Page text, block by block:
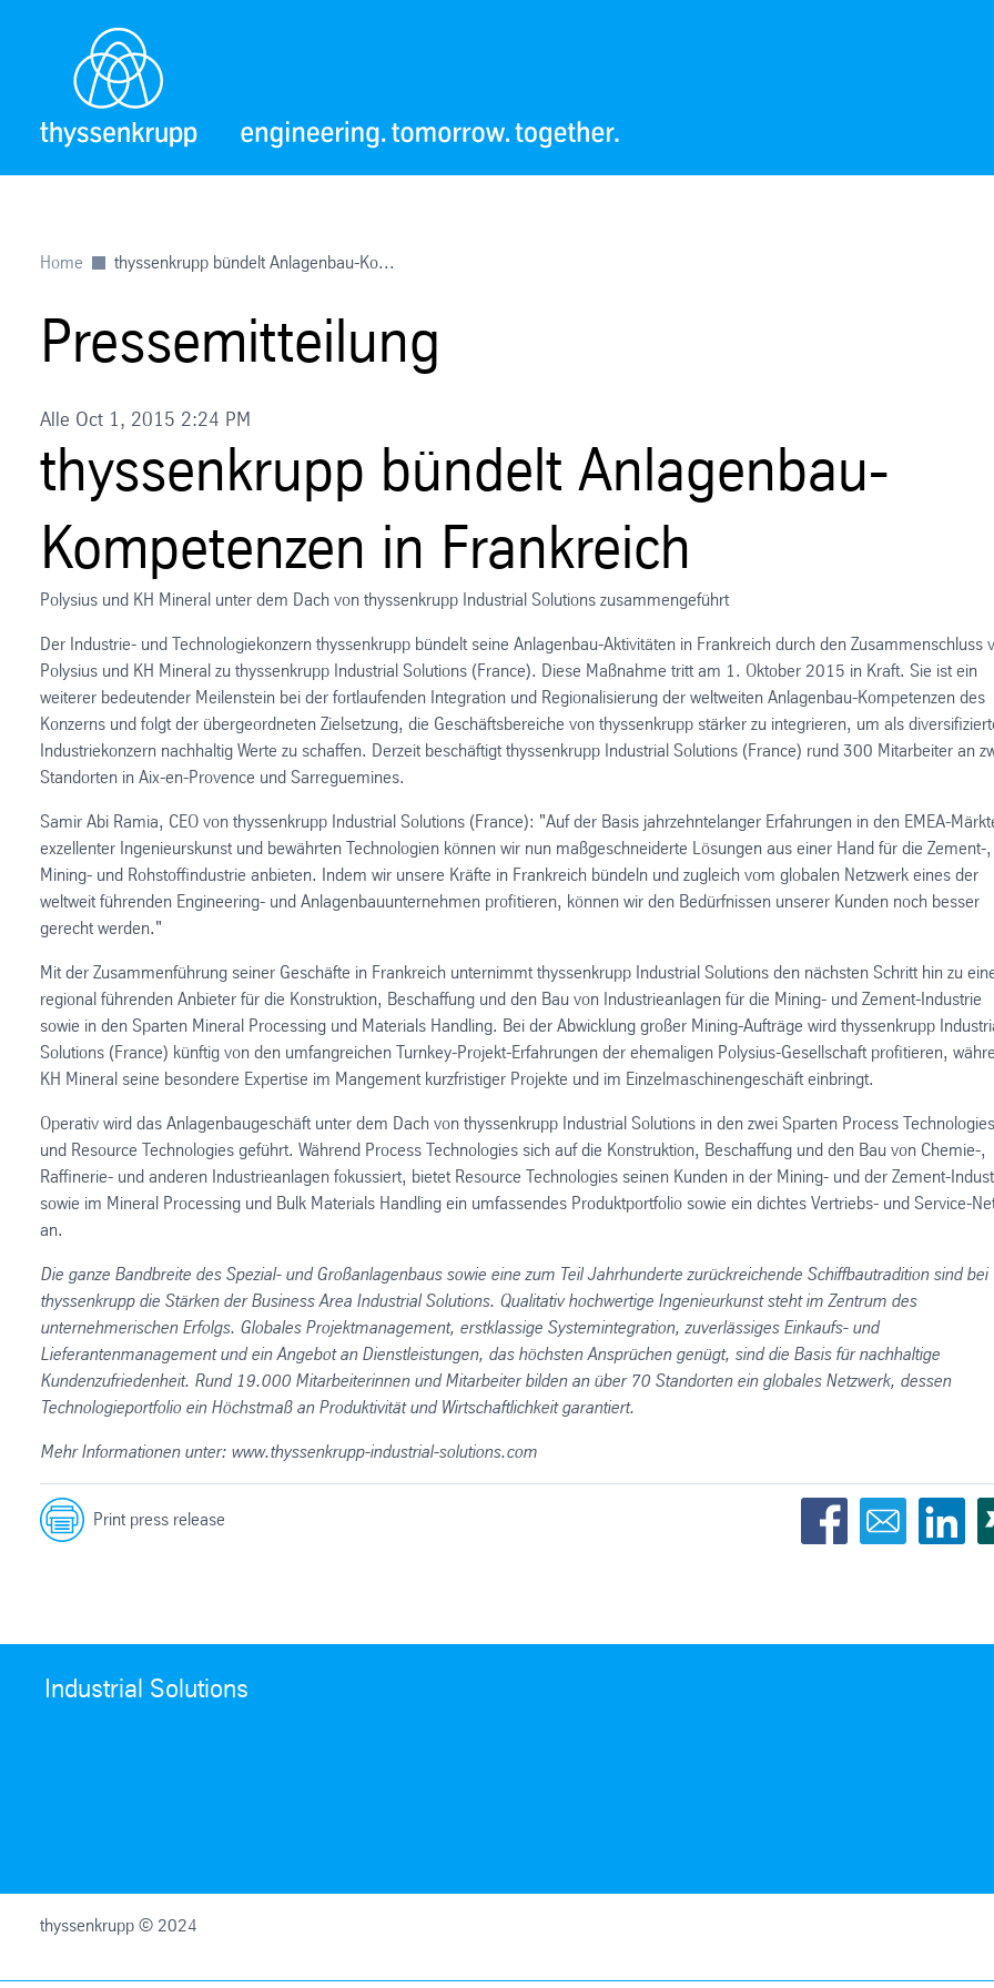
Home thyssenkrupp bündelt Anlagenbau-Ko...
Pressemitteilung
Alle Oct 1, 2015 2:24 PM
thyssenkrupp bündelt Anlagenbau-
Kompetenzen in Frankreich
Polysius und KH Mineral unter dem Dach von thyssenkrupp Industrial Solutions zusammengeführt
Der Industrie- und Technologiekonzern thyssenkrupp bündelt seine Anlagenbau-Aktivitäten in Frankreich durch den Zusammenschluss
Polysius und KH Mineral zu thyssenkrupp Industrial Solutions (France). Diese Maßnahme tritt am 1. Oktober 2015 in Kraft. Sie ist ein
weiterer bedeutender Meilenstein bei der fortlaufenden Integration und Regionalisierung der weltweiten Anlagenbau-Kompetenzen des
Konzerns und folgt der übergeordneten Zielsetzung, die Geschäftsbereiche von thyssenkrupp stärker zu integrieren, um als
Industriekonzern nachhaltig Werte zu schaffen. Derzeit beschäftigt thyssenkrupp Industrial Solutions (France) rund 300 Mitarbeiter an
Standorten in Aix-en-Provence und Sarreguemines.
Samir Abi Ramia, CEO von thyssenkrupp Industrial Solutions (France): "Auf der Basis jahrzehntelanger Erfahrungen in den EMEA-
exzellenter Ingenieurskunst und bewährten Technologien können wir nun maßgeschneiderte Lösungen aus einer Hand für die Zement-,
Mining- und Rohstoffindustrie anbieten. Indem wir unsere Kräfte in Frankreich bündeln und zugleich vom globalen Netzwerk eines der
weltweit führenden Engineering- und Anlagenbauunternehmen profitieren, können wir den Bedürfnissen unserer Kunden noch besser
gerecht werden."
Mit der Zusammenführung seiner Geschäfte in Frankreich unternimmt thyssenkrupp Industrial Solutions den nächsten Schritt hin zu
regional führenden Anbieter für die Konstruktion, Beschaffung und den Bau von Industrieanlagen für die Mining- und Zement-Industrie
sowie in den Sparten Mineral Processing und Materials Handling. Bei der Abwicklung großer Mining-Aufträge wird thyssenkrupp
Solutions (France) künftig von den umfangreichen Turnkey-Projekt-Erfahrungen der ehemaligen Polysius-Gesellschaft profitieren,
KH Mineral seine besondere Expertise im Mangement kurzfristiger Projekte und im Einzelmaschinengeschäft einbringt.
Operativ wird das Anlagenbaugeschäft unter dem Dach von thyssenkrupp Industrial Solutions in den zwei Sparten Process Technologies
und Resource Technologies geführt. Während Process Technologies sich auf die Konstruktion, Beschaffung und den Bau von Chemie-,
Raffinerie- und anderen Industrieanlagen fokussiert, bietet Resource Technologies seinen Kunden in der Mining- und der Zement-
sowie im Mineral Processing und Bulk Materials Handling ein umfassendes Produktportfolio sowie ein dichtes Vertriebs- und Service-
an.
Die ganze Bandbreite des Spezial- und Großanlagenbaus sowie eine zum Teil Jahrhunderte zurückreichende Schiffbautradition sind bei
thyssenkrupp die Stärken der Business Area Industrial Solutions. Qualitativ hochwertige Ingenieurkunst steht im Zentrum des
unternehmerischen Erfolgs. Globales Projektmanagement, erstklassige Systemintegration, zuverlässiges Einkaufs- und
Lieferantenmanagement und ein Angebot an Dienstleistungen, das höchsten Ansprüchen genügt, sind die Basis für nachhaltige
Kundenzufriedenheit. Rund 19.000 Mitarbeiterinnen und Mitarbeiter bilden an über 70 Standorten ein globales Netzwerk, dessen
Technologieportfolio ein Höchstmaß an Produktivität und Wirtschaftlichkeit garantiert.
Mehr Informationen unter: www.thyssenkrupp-industrial-solutions.com
Print press release
Industrial Solutions
thyssenkrupp © 2024